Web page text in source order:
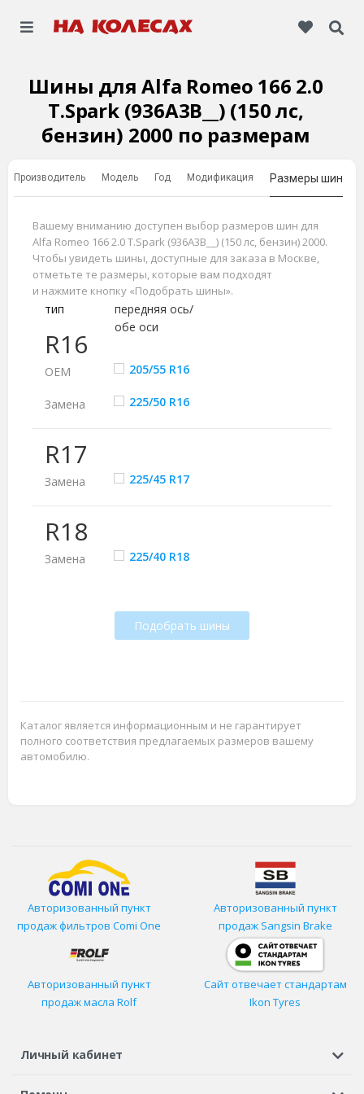
Шины для Alfa Romeo 166 2.0
T.Spark (936A3B__) (150 лс,
бензин) 2000 по размерам
Производитель Модель Год Модификация Размеры шин
Вашему вниманию доступен выбор размеров шин для
Alfa Romeo 166 2.0 T.Spark (936A3B__) (150 лс, бензин) 2000.
Чтобы увидеть шины, доступные для заказа в Москве,
отметьте те размеры, которые вам подходят
и нажмите кнопку «Подобрать шины».
R16
тип
передняя ось/
обе оси
ОЕМ 205/55 R16
Замена 225/50 R16
R17
Замена 225/45 R17
R18
Замена 225/40 R18
Подобрать шины
Каталог является информационным и не гарантирует
полного соответствия предлагаемых размеров вашему
автомобилю.
Авторизованный пункт
продаж фильтров Comi One
Авторизованный пункт
продаж Sangsin Brake
Авторизованный пункт
продаж масла Rolf
Сайт отвечает стандартам
Ikon Tyres
Личный кабинет